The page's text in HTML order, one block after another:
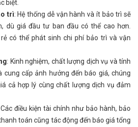
biệt.
trì: Hệ thống dễ vận hành và ít bảo trì sẽ
dù giá đầu tư ban đầu có thể cao hơn.
có thể phát sinh chi phí bảo trì và vận
: Kinh nghiệm, chất lượng dịch vụ và tính
cung cấp ảnh hưởng đến báo giá, chúng
cả hợp lý cùng chất lượng dịch vụ đảm
Các điều kiện tài chính như bảo hành, bảo
toán cũng tác động đến báo giá tổng